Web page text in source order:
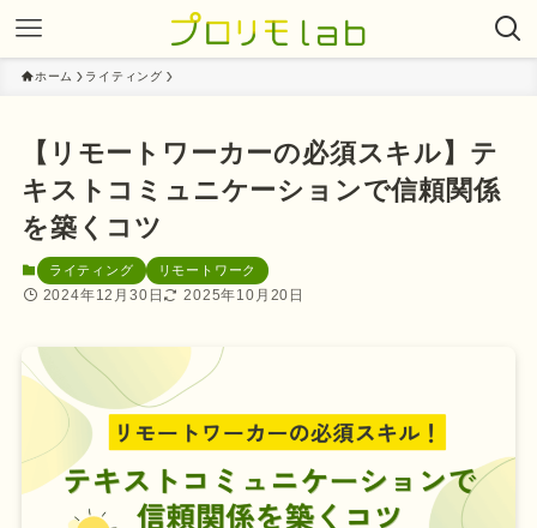
ホーム ライティング
【リモートワーカーの必須スキル】テ
キストコミュニケーションで信頼関係
を築くコツ
ライティング リモートワーク
2024年12月30日 2025年10月20日